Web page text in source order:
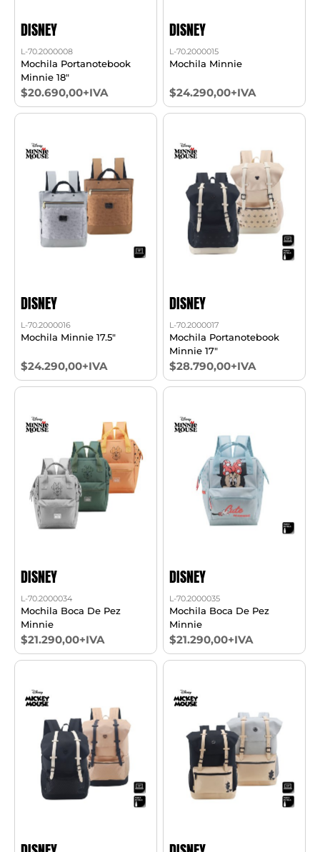
DISNEY
L-70.2000008
Mochila Portanotebook
Minnie 18"
$20.690,00+IVA
DISNEY
L-70.2000015
Mochila Minnie
$24.290,00+IVA
DISNEY
L-70.2000016
Mochila Minnie 17.5"
$24.290,00+IVA
DISNEY
L-70.2000017
Mochila Portanotebook
Minnie 17"
$28.790,00+IVA
DISNEY
L-70.2000034
Mochila Boca De Pez
Minnie
$21.290,00+IVA
DISNEY
L-70.2000035
Mochila Boca De Pez
Minnie
$21.290,00+IVA